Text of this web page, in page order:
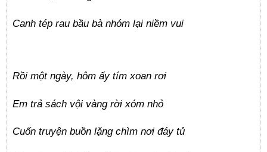
Canh tép rau bầu bà nhóm lại niềm vui
Rồi một ngày, hôm ấy tím xoan rơi
Em trả sách vội vàng rời xóm nhỏ
Cuốn truyện buồn lặng chìm nơi đáy tủ